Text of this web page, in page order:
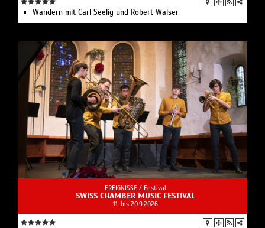
Wandern mit Carl Seelig und Robert Walser
EREIGNISSE / Festival
SWISS CHAMBER MUSIC FESTIVAL
11. bis 20.9.2026